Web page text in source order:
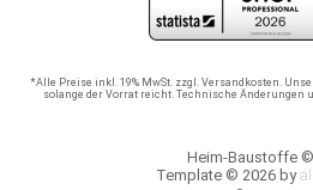
*Alle Preise inkl. 19% MwSt. zzgl. Versandkosten.
solange der Vorrat reicht. Technische Änderungen
Heim-Baustoffe
Template © 2026 by